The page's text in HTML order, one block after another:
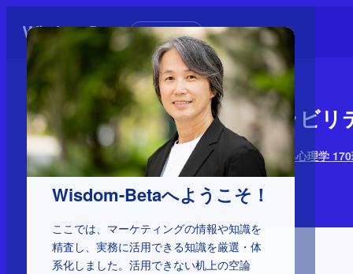
Wisdom-Betaへようこそ！
ここでは、マーケティングの情報や知識を
精査し、実務に活用できる知識を厳選・体
系化しました。活用できない机上の空論
初めての方へ
アベイラビリ
HOWを左右する心理学
2025年11月25日